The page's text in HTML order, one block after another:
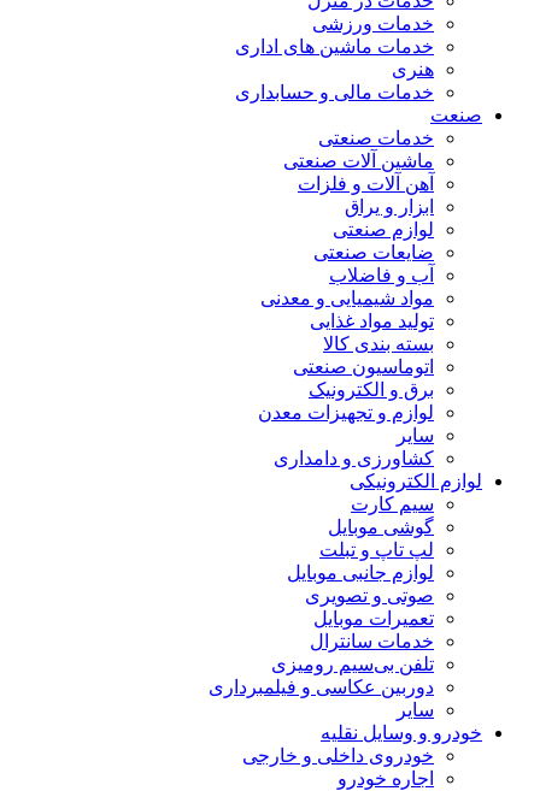
خدمات ورزشی
خدمات ماشین های اداری
هنری
خدمات مالی و حسابداری
صنعت
خدمات صنعتی
ماشین آلات صنعتی
آهن آلات و فلزات
ابزار و یراق
لوازم صنعتی
ضایعات صنعتی
آب و فاضلاب
مواد شیمیایی و معدنی
تولید مواد غذایی
بسته بندی کالا
اتوماسیون صنعتی
برق و الکترونیک
لوازم و تجهیزات معدن
سایر
کشاورزی و دامداری
لوازم الکترونیکی
سیم کارت
گوشی موبایل
لپ تاپ و تبلت
لوازم جانبی موبایل
صوتی و تصویری
تعمیرات موبایل
خدمات سانترال
تلفن بی‌سیم رومیزی
دوربین عکاسی و فیلمبرداری
سایر
خودرو و وسایل نقلیه
خودروی داخلی و خارجی
اجاره خودرو